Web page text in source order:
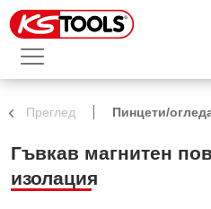
Преглед Пинцети/
Гъвкав магнитен
изолация